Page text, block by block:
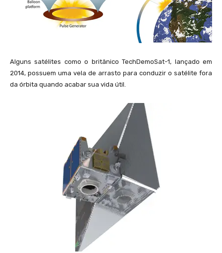
Alguns satélites como o britânico TechDemoSat-1, lançado em
2014, possuem uma vela de arrasto para conduzir o satélite fora
da órbita quando acabar sua vida útil.